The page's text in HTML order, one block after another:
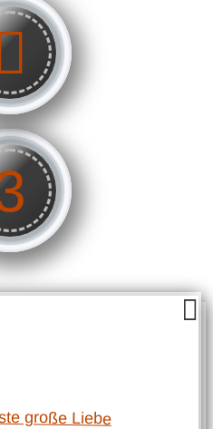
große Liebe